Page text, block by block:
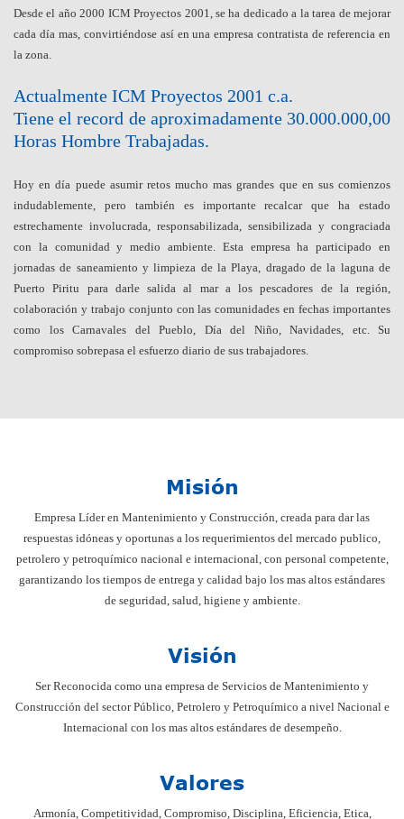
Desde el año 2000 ICM Proyectos 2001, se ha dedicado a la tarea de mejorar
cada día mas, convirtiéndose así en una empresa contratista de referencia en
la zona.
Actualmente ICM Proyectos 2001 c.a.
Tiene el record de aproximadamente 30.000.000,00
Horas Hombre Trabajadas.
Hoy en día puede asumir retos mucho mas grandes que en sus comienzos
indudablemente, pero también es importante recalcar que ha estado
estrechamente involucrada, responsabilizada, sensibilizada y congraciada
con la comunidad y medio ambiente. Esta empresa ha participado en
jornadas de saneamiento y limpieza de la Playa, dragado de la laguna de
Puerto Piritu para darle salida al mar a los pescadores de la región,
colaboración y trabajo conjunto con las comunidades en fechas importantes
como los Carnavales del Pueblo, Día del Niño, Navidades, etc. Su
compromiso sobrepasa el esfuerzo diario de sus trabajadores.
Misión
Empresa Líder en Mantenimiento y Construcción, creada para dar las
respuestas idóneas y oportunas a los requerimientos del mercado publico,
petrolero y petroquímico nacional e internacional, con personal competente,
garantizando los tiempos de entrega y calidad bajo los mas altos estándares
de seguridad, salud, higiene y ambiente.
Visión
Ser Reconocida como una empresa de Servicios de Mantenimiento y
Construcción del sector Público, Petrolero y Petroquímico a nivel Nacional e
Internacional con los mas altos estándares de desempeño.
Valores
Armonía, Competitividad, Compromiso, Disciplina, Eficiencia, Etica,